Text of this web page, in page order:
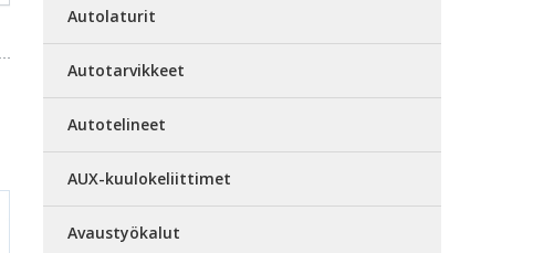
Autolaturit
Autotarvikkeet
Autotelineet
AUX-kuulokeliittimet
Avaustyökalut